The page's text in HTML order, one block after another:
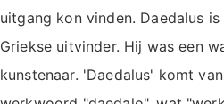
uitgang kon vinden. Daedalus
Griekse uitvinder. Hij was een
kunstenaar. 'Daedalus' komt